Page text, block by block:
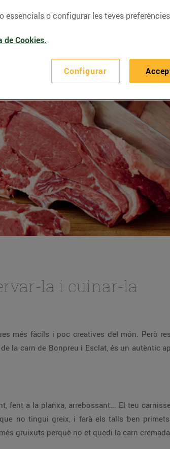
la i cuinar-la
més fàcils i poc creatives del món. Però
la carn de Bonpreu i Esclat, és un autèntic
fent a la planxa, arrebossant... El teu
no tingui greix, i farà els talls ben
gruixuts perquè no et quedi la carn
essencials o configurar les teves
de Cookies.
Configurar